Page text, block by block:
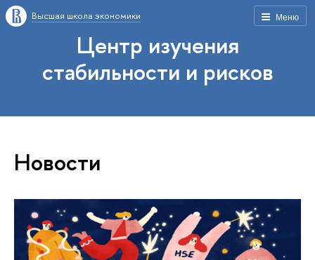
Меню
Высшая школа экономики
Центр изучения
стабильности и рисков
Новости